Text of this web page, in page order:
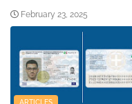
February 23, 2025
ARTICLES